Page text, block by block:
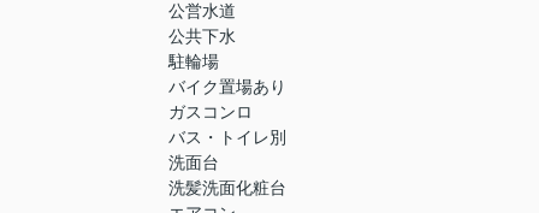
公営水道
公共下水
駐輪場
バイク置場あり
ガスコンロ
バス・トイレ別
洗面台
洗髪洗面化粧台